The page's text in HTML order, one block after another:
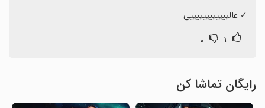
‏✓ عالییییییییییییی
۱ ۰
رایگان تماشا کن